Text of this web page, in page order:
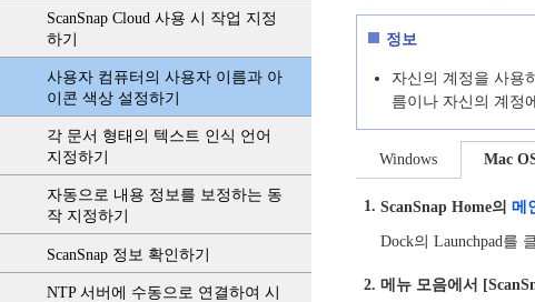
ScanSnap Cloud 사용 시 작업 지정
하기
사용자 컴퓨터의 사용자 이름과 아
이콘 색상 설정하기
각 문서 형태의 텍스트 인식 언어
지정하기
자동으로 내용 정보를 보정하는 동
작 지정하기
ScanSnap 정보 확인하기
NTP 서버에 수동으로 연결하여 시
정보
자신의 계정을 사용
름이나 자신의 계정
Windows Mac
ScanSnap Home의 메
Dock의 Launchpad를
메뉴 모음에서